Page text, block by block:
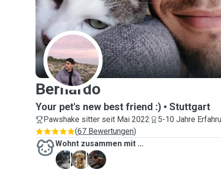
B
Bernardo
Your pet's new best friend :) Stuttgart
Pawshake sitter seit Mai 2022
5-10 Jahre
(67 Bewertungen)
Wohnt zusammen mit ...
A
B
F